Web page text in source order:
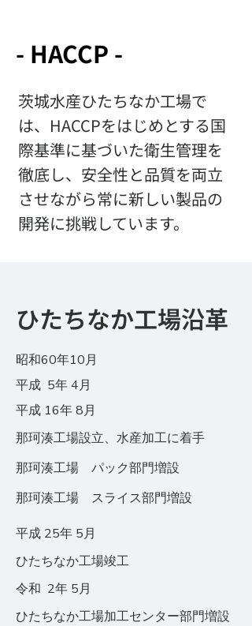
​- HACCP -
茨城水産ひたちなか工場で
は、HACCPをはじめとする国
際基準に基づいた衛生管理を
徹底し、安全性と品質を両立
させながら常に新しい製品の
開発に挑戦しています。
ひたちなか工場沿革
​昭和60年10月
​平成 5年 4月
​平成 16年 8月
那珂湊工場設立、水産加工に着手
​那珂湊工場 パック部門増設
​那珂湊工場 スライス部門増設
​平成 25年 5月
​ひたちなか工場竣工
​令和 2年 5月
​ひたちなか工場加工センター部門増設